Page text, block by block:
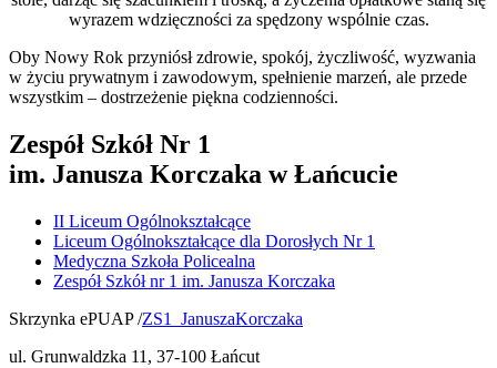
wyrazem wdzięczności za spędzony wspólnie czas.
Oby Nowy Rok przyniósł zdrowie, spokój, życzliwość, wyzwania
w życiu prywatnym i zawodowym, spełnienie marzeń, ale przede
wszystkim – dostrzeżenie piękna codzienności.
Zespół Szkół Nr 1
im. Janusza Korczaka w Łańcucie
II Liceum Ogólnokształcące
Liceum Ogólnokształcące dla Dorosłych Nr 1
Medyczna Szkoła Policealna
Zespół Szkół nr 1 im. Janusza Korczaka
Skrzynka ePUAP /ZS1_JanuszaKorczaka
ul. Grunwaldzka 11, 37-100 Łańcut